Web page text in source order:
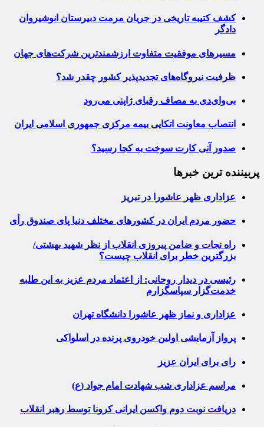
کشف کتیبه تاریخی در جریان مرمت دبیرستان انوشیروان
دادگر
مسیرهای موفقیت متفاوت ارزشمندترین شرکت‌های جهان
ظرفیت نیروگاه‌های تجدیدپذیر کشور چقدر شد؟
بی‌وای‌دی به مصاف رقبای ژاپنی می‌رود
انتصاب معاونت اتکایی بیمه مرکزی جمهوری اسلامی ایران
صدور آنی کارت سوخت به کجا رسید؟
پربیننده ترین خبرها
عزاداری ظهر عاشورا در تبریز
حضور مردم ایران در کشورهای مختلف دنیا پای صندوق رأی
راه نجات و ضامن پیروزی انقلاب از نظر شهید بهشتی/
بزرگترین خطر برای انقلاب چیست؟
رئیسی در دیدار روحانی: از اعتماد مردم عزیز به این طلبه
خدمت‌گزار سپاسگزارم
عزاداری و نماز ظهر عاشورا دانشگاه تهران
پرواز آزمایشی اولین خودروی پرنده در اسلواکی
رای برای ایران عزیز
مراسم عزاداری شب شهادت امام جواد (ع)
دریافت نوبت دوم واکسن ایرانی کرونا توسط رهبر انقلاب